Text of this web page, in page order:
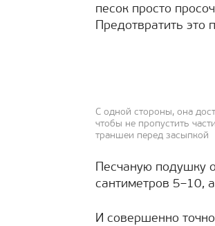
песок просто
Предотвратить это
С одной стороны, она
чтобы не пропустить
траншеи перед засыпкой
Песчаную подушку
сантиметров 5–10,
И совершенно